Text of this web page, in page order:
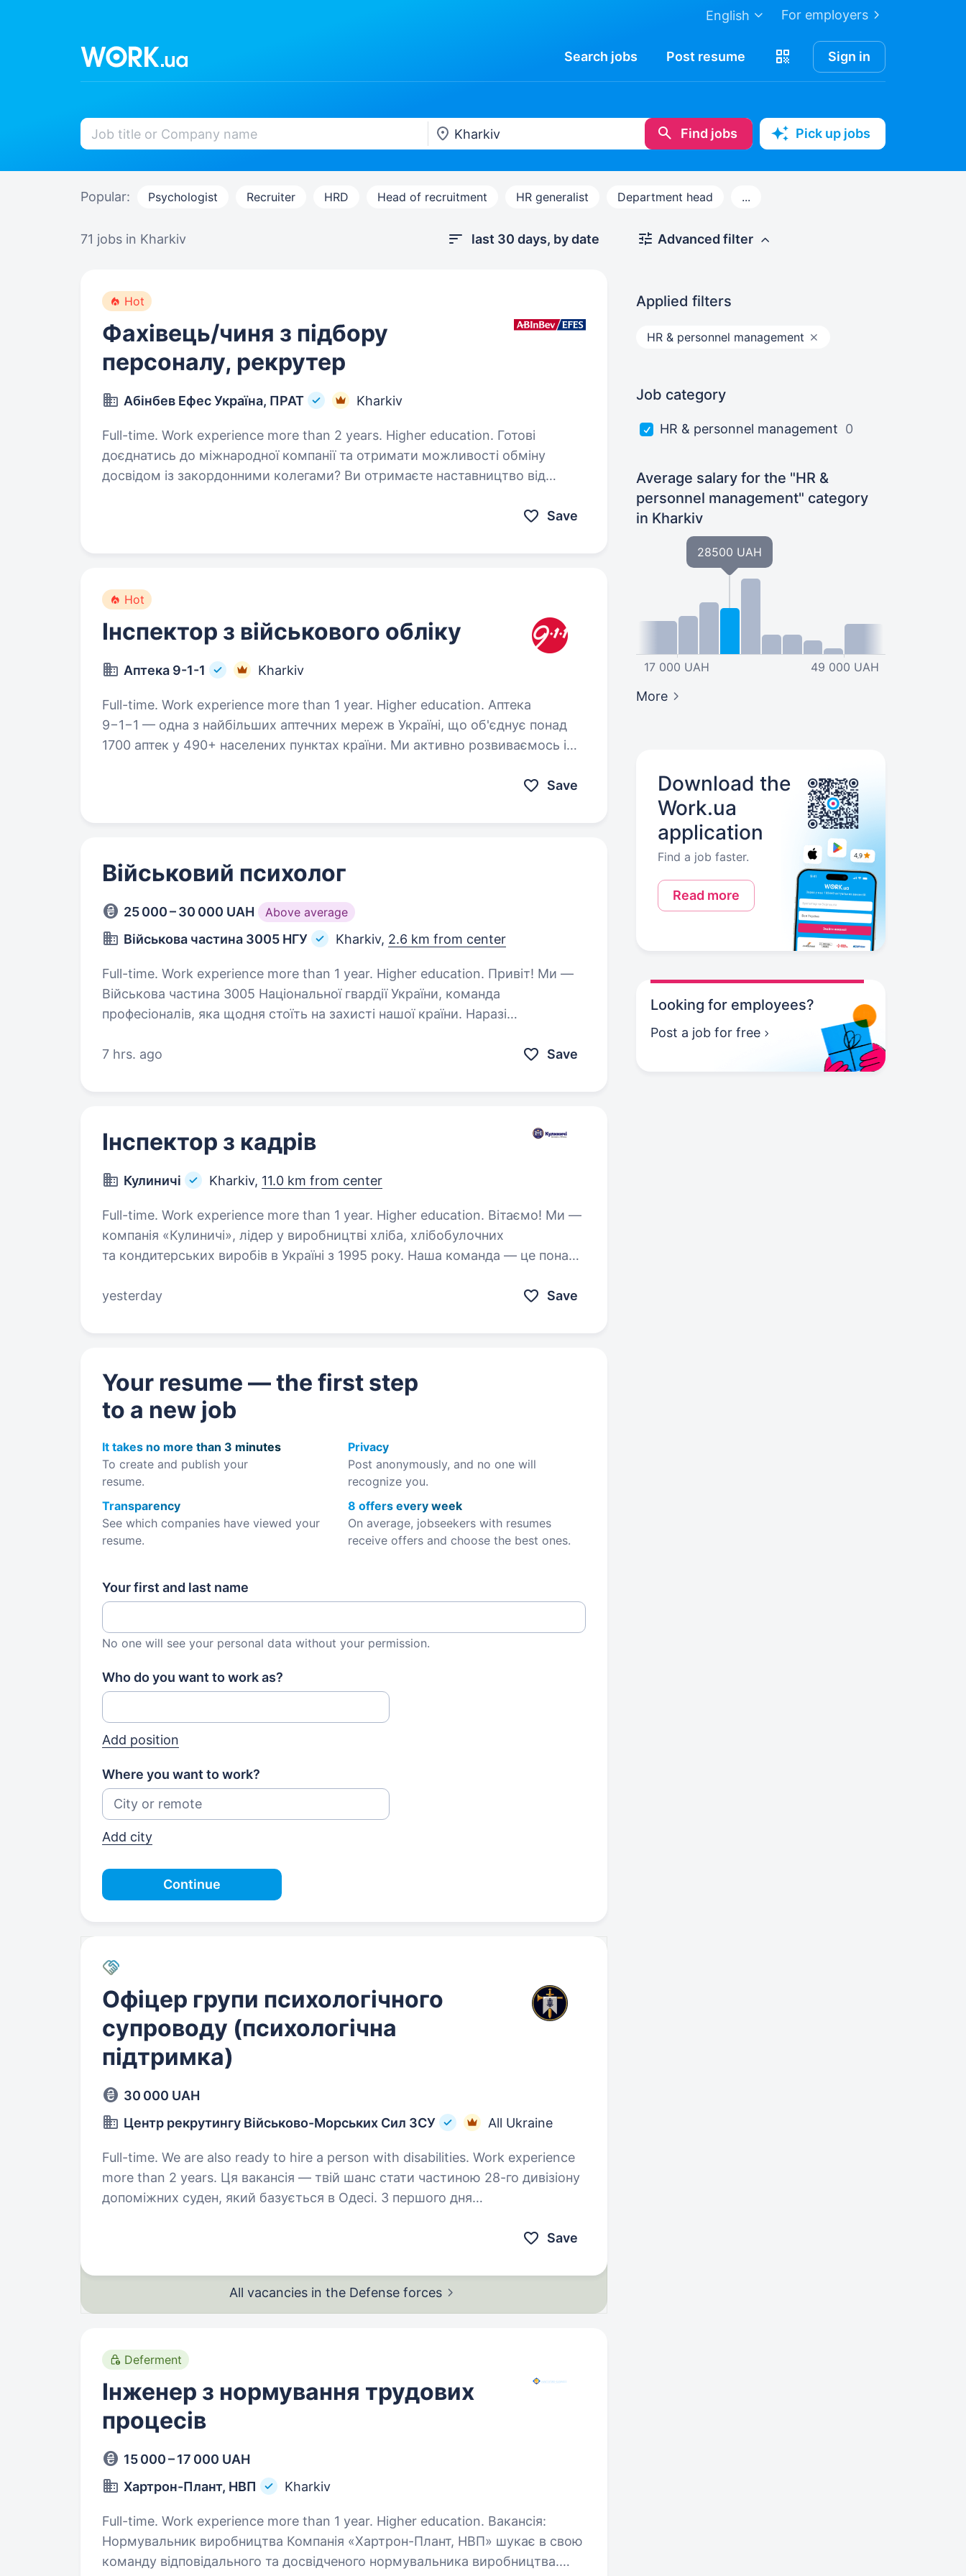
For employers
English
Search jobs Post resume Sign in
Find jobs Pick up jobs
Popular: Psychologist Recruiter HRD Head of recruitment HR generalist Department head ...
71 jobs in Kharkiv last 30 days, by date
Hot
Фахівець/чиня з підбору
персоналу, рекрутер
Абінбев Ефес Україна, ПРАТ Kharkiv
Full-time. Work experience more than 2 years. Higher education. Готові
доєднатись до міжнародної компанії та отримати можливості обміну
досвідом із закордонними колегами? Ви отримаєте наставництво від
Save
Hot
Інспектор з військового обліку
Аптека 9-1-1 Kharkiv
Full-time. Work experience more than 1 year. Higher education. Аптека
9−1−1 — одна з найбільших аптечних мереж в Україні, що об'єднує понад
1700 аптек у 490+ населених пунктах країни. Ми активно розвиваємось і
Save
Військовий психолог
25 000 – 30 000 UAH Above average
Військова частина 3005 НГУ Kharkiv, 2.6 km from center
Full-time. Work experience more than 1 year. Higher education. Привіт! Ми —
Військова частина 3005 Національної гвардії України, команда
професіоналів, яка щодня стоїть на захисті нашої країни. Наразі
дух…
7 hrs. ago Save
Інспектор з кадрів
Кулиничі Kharkiv, 11.0 km from center
Full-time. Work experience more than 1 year. Higher education. Вітаємо! Ми —
компанія «Кулиничі», лідер у виробництві хліба, хлібобулочних
та кондитерських виробів в Україні з 1995 року. Наша команда — це понад
yesterday
Save
Your resume — the first step
to a new job
It takes no more than 3 minutes
To create and publish your
resume.
Privacy
Post anonymously, and no one will
recognize you.
Transparency
See which companies have viewed your
resume.
8 offers every week
On average, jobseekers with resumes
receive offers and choose the best ones.
Your first and last name
No one will see your personal data without your permission.
Who do you want to work as?
Add position
Where you want to work?
Add city
Continue
Офіцер групи психологічного
супроводу (психологічна
підтримка)
30 000 UAH
Центр рекрутингу Військово-Морських Сил ЗСУ
All Ukraine
Full-time. We are also ready to hire a person with disabilities. Work experience
more than 2 years. Ця вакансія — твій шанс стати частиною 28-го дивізіону
допоміжних суден, який базується в Одесі. З першого дня
Save
All vacancies in the Defense forces
Deferment
Інженер з нормування трудових
процесів
15 000 – 17 000 UAH
Хартрон-Плант, НВП
Kharkiv
Full-time. Work experience more than 1 year. Higher education. Вакансія:
Нормувальник виробництва Компанія «Хартрон-Плант, НВП» шукає в свою
команду відповідального та досвідченого нормувальника виробництва.
Advanced filter
Applied filters
HR & personnel management
Job category
HR & personnel management 0
Average salary for the "HR &
personnel management" category
in Kharkiv
17 000 UAH
28500 UAH
49 000 UAH
More
Download the
Work.ua
application
Find a job faster.
Read more
Looking for employees?
Post a job for free